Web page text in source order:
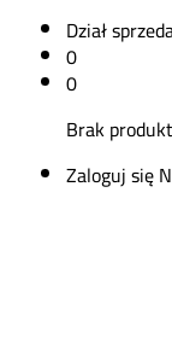
Dział
0
0
Brak
Zaloguj się